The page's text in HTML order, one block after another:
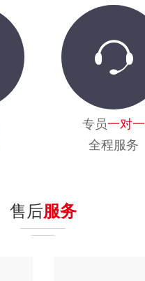
专员一对一
全程服务
售后服务